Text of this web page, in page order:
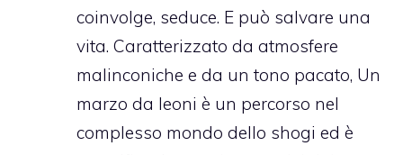
coinvolge, seduce. E può salvare una
vita. Caratterizzato da atmosfere
malinconiche e da un tono pacato, Un
marzo da leoni è un percorso nel
complesso mondo dello shogi ed è